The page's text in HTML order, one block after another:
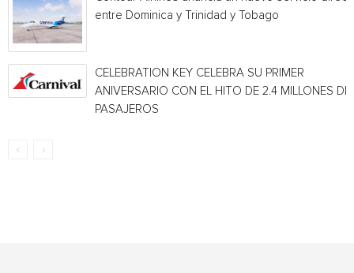
entre Dominica y Trinidad y Tobago
CELEBRATION KEY CELEBRA SU PRIMER
ANIVERSARIO CON EL HITO DE 2.4 MILLONES DE
PASAJEROS